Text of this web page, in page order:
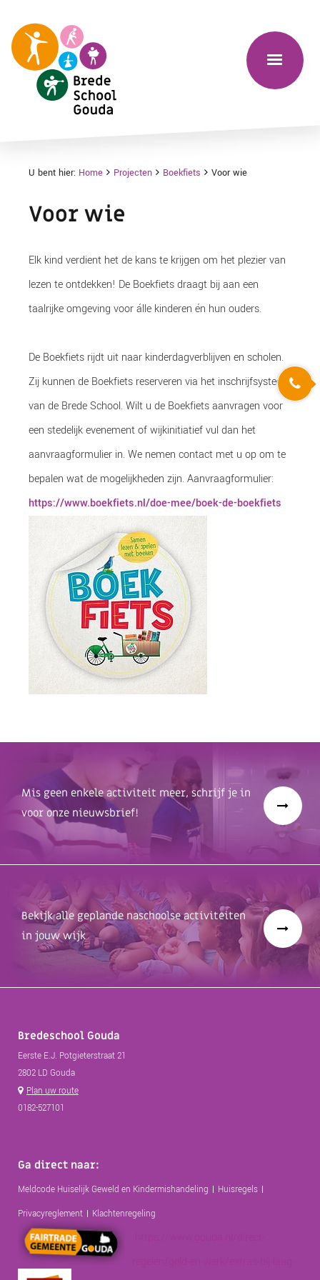
U bent hier: Home Projecten Boekfiets Voor wie
Voor wie
Elk kind verdient het de kans te krijgen om het plezier van
lezen te ontdekken! De Boekfiets draagt bij aan een
taalrijke omgeving voor álle kinderen én hun ouders.
De Boekfiets rijdt uit naar kinderdagverblijven en scholen.
Zij kunnen de Boekfiets reserveren via het inschrijfsysteem
van de Brede School. Wilt u de Boekfiets aanvragen voor
een stedelijk evenement of wijkinitiatief vul dan het
aanvraagformulier in. We nemen contact met u op om te
bepalen wat de mogelijkheden zijn. Aanvraagformulier:
https://www.boekfiets.nl/doe-mee/boek-de-boekfiets
Mis geen enkele activiteit meer, schrijf je in
voor onze nieuwsbrief!
Bekijk alle geplande naschoolse activiteiten
in jouw wijk
Bredeschool Gouda
Eerste E.J. Potgieterstraat 21
2802 LD Gouda
Plan uw route
0182-527101
Ga direct naar:
Meldcode Huiselijk Geweld en Kindermishandeling
Huisregels
Privacyreglement
Klachtenregeling